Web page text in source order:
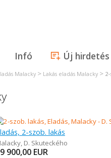
Infó Új hirdetés
Malacky > Lakás eladás Malacky >
2-szob. lakás
, D. Skuteckého
900,00 EUR